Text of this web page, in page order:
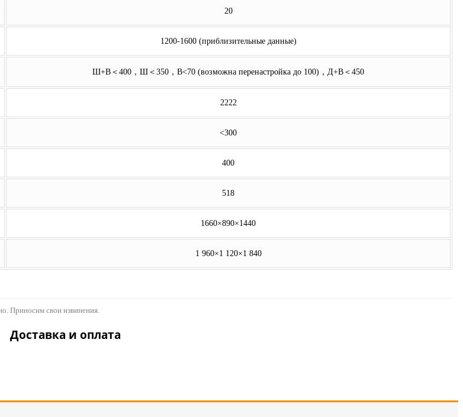
20
1200-1600 (приблизительные данные)
Ш+В＜400，Ш＜350，В<70 (возможна перенастройка до 100)，Д+В＜450
2222
<300
400
518
1660×890×1440
1 960×1 120×1 840
Приносим свои извинения.
Доставка и оплата